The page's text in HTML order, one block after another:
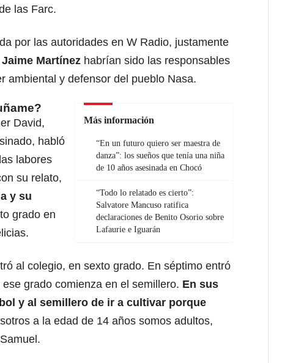
las Farc.
por las autoridades en W Radio, justamente
Martínez habrían sido las responsables
ambiental y defensor del pueblo Nasa.
Más información
“En un futuro quiero ser maestra de
danza”: los sueños que tenía una niña
de 10 años asesinada en Chocó
“Todo lo relatado es cierto”:
Salvatore Mancuso ratifica
declaraciones de Benito Osorio sobre
Lafaurie e Iguarán
David,
habló
labores
su relato,
y su
grado en
al colegio, en sexto grado. En séptimo entró
grado comienza en el semillero. En sus
y al semillero de ir a cultivar porque
a la edad de 14 años somos adultos,